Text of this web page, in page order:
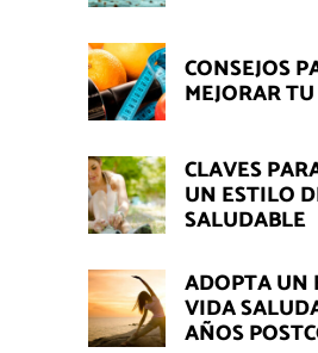
CONSEJOS
MEJORAR
CLAVES
UN ESTILO
SALUDABLE
ADOPTA UN
VIDA
AÑOS